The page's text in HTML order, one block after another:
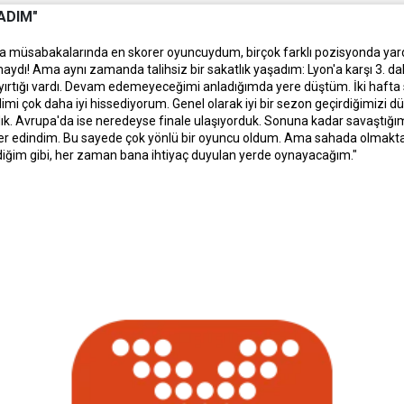
en skorer oyuncuydum, birçok farklı pozisyonda
Ama aynı zamanda talihsiz bir sakatlık yaşadım: Lyon'a karşı 3.
vardı. Devam edemeyeceğimi anladığımda yere düştüm. İki
çok daha iyi hissediyorum. Genel olarak iyi bir sezon geçirdiğimizi
Avrupa'da ise neredeyse finale ulaşıyorduk. Sonuna kadar
edindim. Bu sayede çok yönlü bir oyuncu oldum. Ama sahada
gibi, her zaman bana ihtiyaç duyulan yerde oynayacağım."